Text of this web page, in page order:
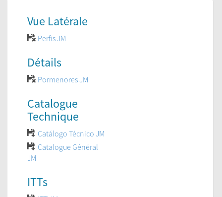
Vue Latérale
Perfis JM
Détails
Pormenores JM
Catalogue
Technique
Catálogo Técnico JM
Catalogue Général
JM
ITTs